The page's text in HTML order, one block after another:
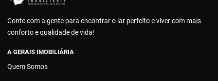
Conte com a gente para encontrar o lar perfeito e viver com mais
conforto e qualidade de vida!
A GERAIS IMOBILIÁRIA
Quem Somos